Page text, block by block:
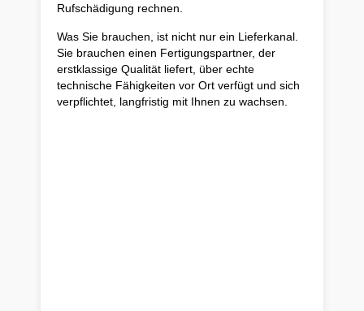
Rufschädigung rechnen.
Was Sie brauchen, ist nicht nur ein Lieferkanal.
Sie brauchen einen Fertigungspartner, der
erstklassige Qualität liefert, über echte
technische Fähigkeiten vor Ort verfügt und sich
verpflichtet, langfristig mit Ihnen zu wachsen.